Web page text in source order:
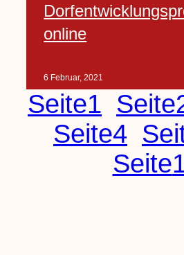
online
6 Februar, 2021
Seite1 Seite
Seite4
Seite